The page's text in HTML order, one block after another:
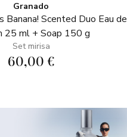
Granado
Banana! Scented Duo Eau de
25 ml + Soap 150 g
Set mirisa
60,00 €